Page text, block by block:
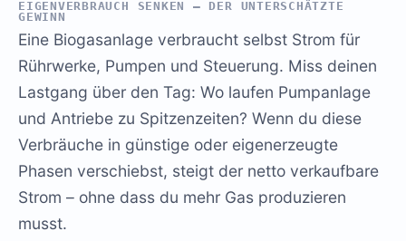
EIGENVERBRAUCH SENKEN – DER UNTERSCHÄTZTE
GEWINN
Eine Biogasanlage verbraucht selbst Strom für
Rührwerke, Pumpen und Steuerung. Miss deinen
Lastgang über den Tag: Wo laufen Pumpanlage
und Antriebe zu Spitzenzeiten? Wenn du diese
Verbräuche in günstige oder eigenerzeugte
Phasen verschiebst, steigt der netto verkaufbare
Strom – ohne dass du mehr Gas produzieren
musst.